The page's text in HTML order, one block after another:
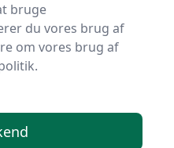
og tilbehør
bruge
du vores brug af
om vores brug af